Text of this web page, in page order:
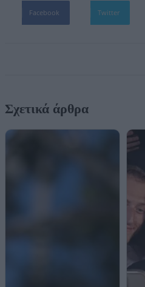
Facebook Twitter
Σχετικά άρθρα